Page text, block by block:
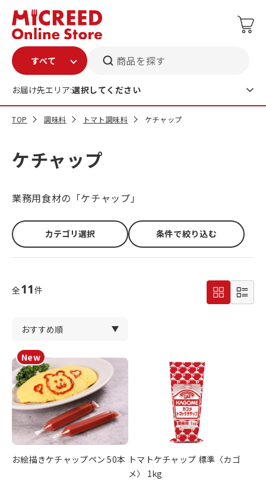
商品を探す
お届け先エリア:選択してください
TOP 調味料 トマト調味料 ケチャップ
ケチャップ
業務用食材の「ケチャップ」
カテゴリ選択 条件で絞り込む
全11件
お絵描きケチャップペン 50本 トマトケチャップ 標準〈カゴ
メ〉 1kg